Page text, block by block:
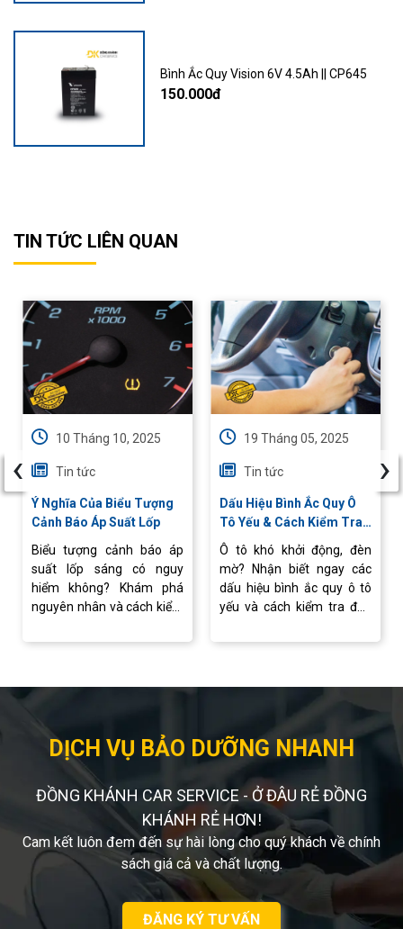
Bình Ắc Quy Vision 6V 4.5Ah || CP645
150.000đ
TIN TỨC LIÊN QUAN
10 Tháng 10, 2025
Tin tức
Ý Nghĩa Của Biểu Tượng
Cảnh Báo Áp Suất Lốp
Biểu tượng cảnh báo áp
suất lốp sáng có nguy
hiểm không? Khám phá
nguyên nhân và cách kiểm
hành ổn định.
19 Tháng 05, 2025
Tin tức
Dấu Hiệu Bình Ắc Quy Ô
Tô Yếu & Cách Kiểm Tra
Nhanh Tại Nhà
Ô tô khó khởi động, đèn
mờ? Nhận biết ngay các
dấu hiệu bình ắc quy ô tô
yếu và cách kiểm tra đơn
ắc quy ô tô chính hãng, giá
‹ ›
DỊCH VỤ BẢO DƯỠNG NHANH
ĐỒNG KHÁNH CAR SERVICE - Ở ĐÂU RẺ ĐỒNG
KHÁNH RẺ HƠN!
Cam kết luôn đem đến sự hài lòng cho quý khách về chính
sách giá cả và chất lượng.
ĐĂNG KÝ TƯ VẤN